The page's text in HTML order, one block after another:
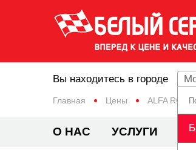
Главная Цены ALFA
Вы находитесь в городе
О НАС УСЛУГИ